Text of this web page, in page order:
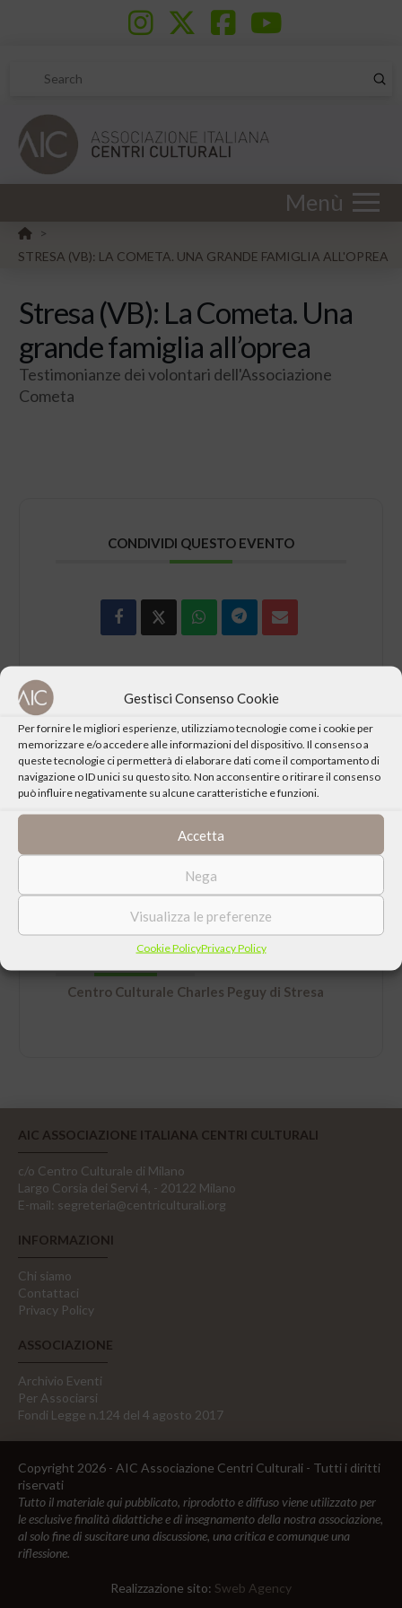
Gestisci Consenso Cookie
Per fornire le migliori esperienze, utilizziamo tecnologie come i cookie per
memorizzare e/o accedere alle informazioni del dispositivo. Il consenso a
queste tecnologie ci permetterà di elaborare dati come il comportamento di
navigazione o ID unici su questo sito. Non acconsentire o ritirare il consenso
può influire negativamente su alcune caratteristiche e funzioni.
Accetta
Nega
Visualizza le preferenze
Cookie PolicyPrivacy Policy
Search
Menù
HOME
>
STRESA (VB): LA COMETA. UNA GRANDE FAMIGLIA ALL'OPREA
Stresa (VB): La Cometa. Una
grande famiglia all’oprea
Testimonianze dei volontari dell'Associazione
Cometa
CONDIVIDI QUESTO EVENTO
DATA
Domenica 12 Febbraio 2012 ore 15:00
Centro Internazionale di Studi Rosminiani, Villa
Centro Culturale Charles Peguy di Stresa
AIC ASSOCIAZIONE ITALIANA CENTRI CULTURALI
c/o Centro Culturale di Milano
Largo Corsia dei Servi 4, - 20122 Milano
E-mail: segreteria@centriculturali.org
INFORMAZIONI
Chi siamo
Contattaci
Privacy Policy
ASSOCIAZIONE
Archivio Eventi
Per Associarsi
Fondi Legge n.124 del 4 agosto 2017
Copyright 2026 - AIC Associazione Centri Culturali - Tutti i diritti
riservati
Tutto il materiale qui pubblicato, riprodotto e diffuso viene utilizzato per
le esclusive finalità didattiche e di insegnamento della nostra associazione,
al solo fine di suscitare una discussione, una critica e comunque una
riflessione.
Realizzazione sito: Sweb Agency